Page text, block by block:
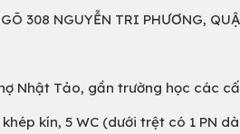
308 NGUYỄN TRI PHƯƠNG,
Nhật Tảo, gần trường học các
khép kín, 5 WC (dưới trệt có 1 PN